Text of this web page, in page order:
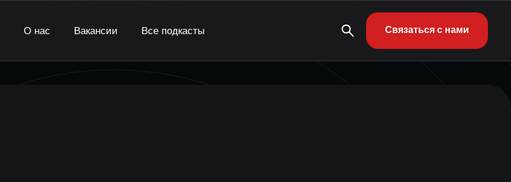
О нас Вакансии Все подкасты Связаться с нами